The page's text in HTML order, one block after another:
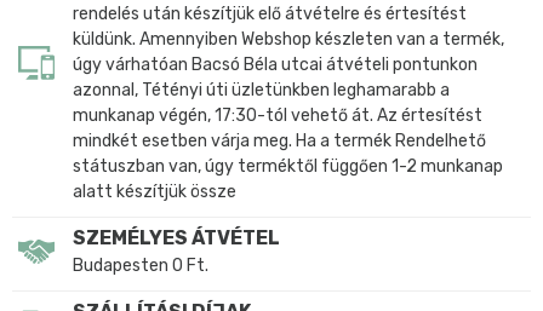
rendelés után készítjük elő átvételre és értesítést
küldünk. Amennyiben Webshop készleten van a termék,
úgy várhatóan Bacsó Béla utcai átvételi pontunkon
azonnal, Tétényi úti üzletünkben leghamarabb a
munkanap végén, 17:30-tól vehető át. Az értesítést
mindkét esetben várja meg. Ha a termék Rendelhető
státuszban van, úgy terméktől függően 1-2 munkanap
alatt készítjük össze
SZEMÉLYES ÁTVÉTEL
Budapesten 0 Ft.